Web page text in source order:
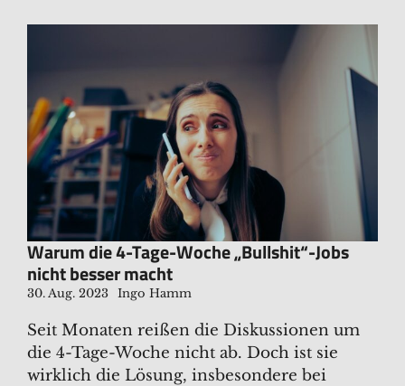
Warum die 4-Tage-Woche „Bullshit“-Jobs
nicht besser macht
30. Aug. 2023 Ingo Hamm
Seit Monaten reißen die Diskussionen um
die 4-Tage-Woche nicht ab. Doch ist sie
wirklich die Lösung, insbesondere bei